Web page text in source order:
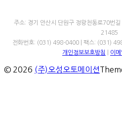
주소: 경기 안산시 단원구 정왕천동로70번
21485
전화번호: (031) 498-0400 | 팩스: (031)
개인정보보호방침
이
© 2026 (주)오성오토메이션